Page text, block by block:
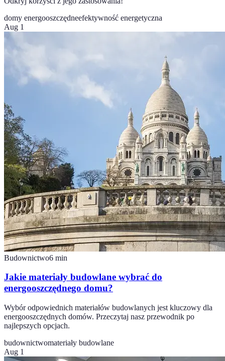
domy energooszczędneefektywność energetyczna
Aug 1
Budownictwo6 min
Jakie materiały budowlane wybrać do
energooszczędnego domu?
Wybór odpowiednich materiałów budowlanych jest kluczowy dla
energooszczędnych domów. Przeczytaj nasz przewodnik po
najlepszych opcjach.
budownictwomateriały budowlane
Aug 1